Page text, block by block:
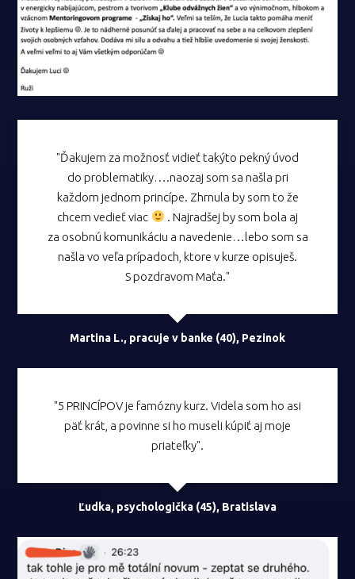
"Ďakujem za možnosť vidieť takýto pekný úvod
do problematiky….naozaj som sa našla pri
každom jednom princípe. Zhrnula by som to že
chcem vedieť viac
. Najradšej by som bola aj
za osobnú komunikáciu a navedenie…lebo som sa
našla vo veľa prípadoch, ktore v kurze opisuješ.
S pozdravom Maťa."
Martina L., pracuje v banke (40), Pezinok
"5 PRINCÍPOV je famózny kurz. Videla som ho asi
päť krát, a povinne si ho museli kúpiť aj moje
priateľky".
Ľudka, psychologička (45), Bratislava